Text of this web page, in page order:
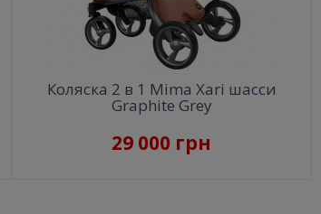
Коляска 2 в 1 Mima Xari шасси
Graphite Grey
29 000 грн